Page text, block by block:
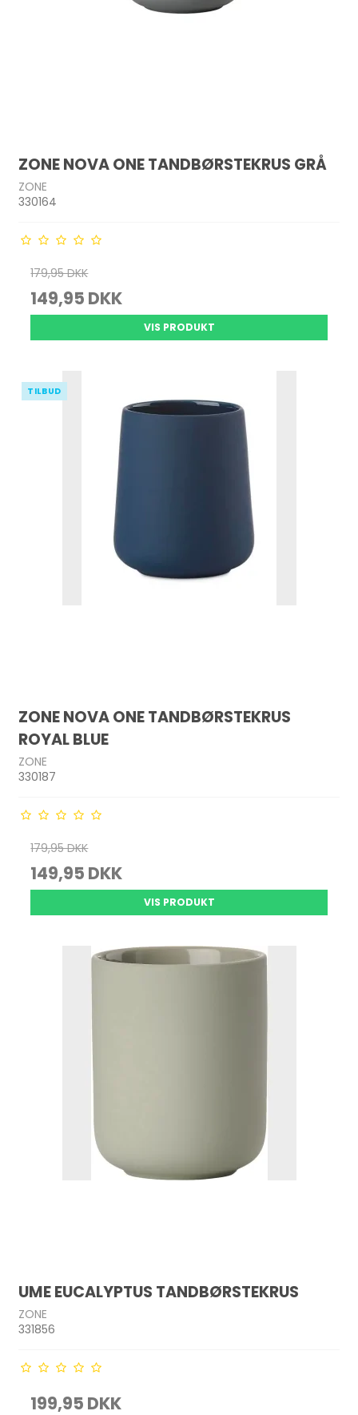
ZONE NOVA ONE TANDBØRSTEKRUS GRÅ
ZONE
330164
179,95 DKK
149,95 DKK
VIS PRODUKT
TILBUD
ZONE NOVA ONE TANDBØRSTEKRUS
ROYAL BLUE
ZONE
330187
179,95 DKK
149,95 DKK
VIS PRODUKT
UME EUCALYPTUS TANDBØRSTEKRUS
ZONE
331856
199,95 DKK